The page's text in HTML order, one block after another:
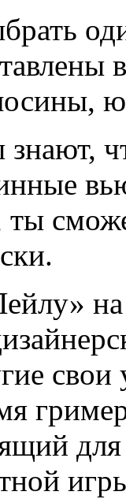
ты
на
для